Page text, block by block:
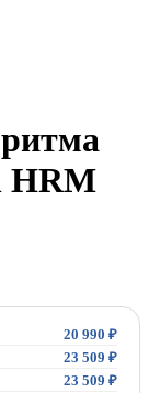
HRM
20 990 ₽
23 509 ₽
23 509 ₽